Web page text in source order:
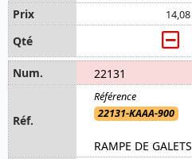
22131
22131-KAAA-900
RAMPE DE GALETS